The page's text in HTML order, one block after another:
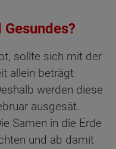
sollte sich mit der
allein beträgt
werden diese
ausgesät.
Samen in die Erde
und ab damit